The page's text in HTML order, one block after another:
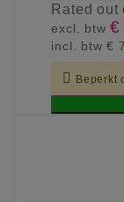
Ratedout
excl. btw€
incl. btw€
 Beperkt